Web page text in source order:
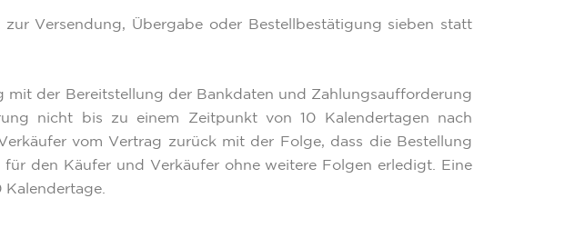
Versendung, Übergabe oder Bestellbestätigung sieben statt
mit der Bereitstellung der Bankdaten und Zahlungsaufforderung
nicht bis zu einem Zeitpunkt von 10 Kalendertagen nach
vom Vertrag zurück mit der Folge, dass die Bestellung
den Käufer und Verkäufer ohne weitere Folgen erledigt. Eine
Kalendertage.